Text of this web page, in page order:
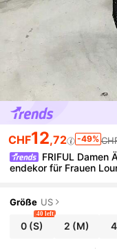
CHF12,72 -49%
FRIFUL Damen
endekor für Frauen
Größe US
0 (S)
40 left
2 (M) 4